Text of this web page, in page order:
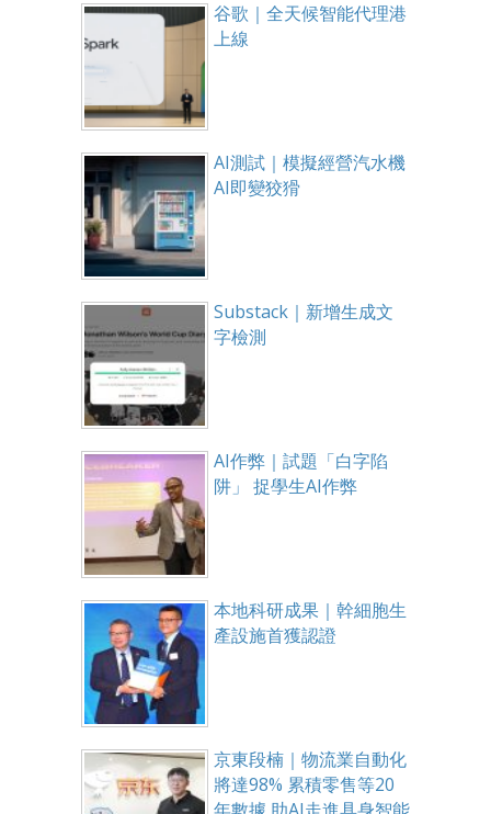
谷歌｜全天候智能代理港
上線
AI測試｜模擬經營汽水機
AI即變狡猾
Substack｜新增生成文
字檢測
AI作弊｜試題「白字陷
阱」 捉學生AI作弊
本地科研成果｜幹細胞生
產設施首獲認證
京東段楠｜物流業自動化
將達98% 累積零售等20